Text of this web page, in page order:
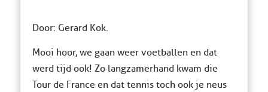
Door: Gerard Kok.
Mooi hoor, we gaan weer voetballen en dat
werd tijd ook! Zo langzamerhand kwam die
Tour de France en dat tennis toch ook je neus